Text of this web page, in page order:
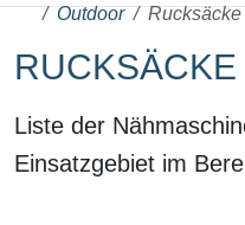
Outdoor
Rucksäcke
RUCKSÄCKE
Liste der
Einsatzgebiet im